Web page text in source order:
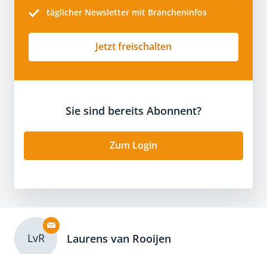
täglicher Newsletter mit Brancheninfos
Jetzt freischalten
Sie sind bereits Abonnent?
Zum Login
LvR Laurens van Rooijen